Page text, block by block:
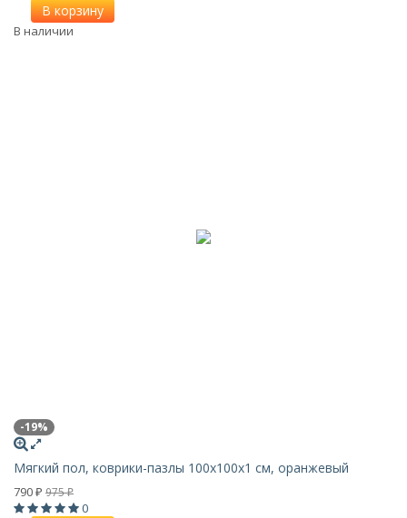
В корзину
В наличии
-19%
Мягкий пол, коврики-пазлы 100х100x1 см, оранжевый
790 ₽ 975₽
0